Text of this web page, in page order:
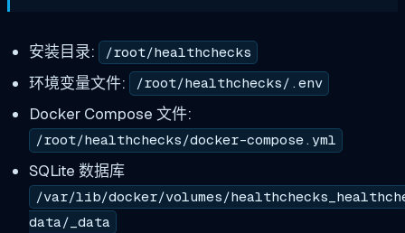
安装目录: /root/healthchecks
环境变量文件: /root/healthchecks/.env
Docker Compose 文件:
/root/healthchecks/docker-compose.yml
SQLite 数据库
/var/lib/docker/volumes/
data/_data